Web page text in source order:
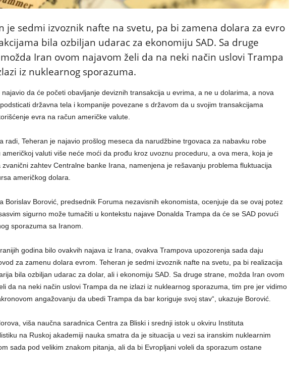
je sedmi izvoznik nafte na svetu, pa bi zamena dolara za evro
bila ozbiljan udarac za ekonomiju SAD. Sa druge
Iran ovom najavom želi da na neki način uslovi Trampa
iz nuklearnog sporazuma.
najavio da će početi obavljanje deviznih transakcija u evrima, a ne u dolarima, a nova
državna tela i kompanije povezane s državom da u svojim transakcijama
evra na račun američke valute.
radi, Teheran je najavio prošlog meseca da narudžbine trgovaca za nabavku robe
američkoj valuti više neće moći da prođu kroz uvoznu proceduru, a ova mera, koja je
zvanični zahtev Centralne banke Irana, namenjena je rešavanju problema fluktuacija
američkog dolara.
Borislav Borović, predsednik Foruma nezavisnih ekonomista, ocenjuje da se ovaj potez
sigurno može tumačiti u kontekstu najave Donalda Trampa da će se SAD povući
sporazuma sa Iranom.
ranijih godina bilo ovakvih najava iz Irana, ovakva Trampova upozorenja sada daju
za zamenu dolara evrom. Teheran je sedmi izvoznik nafte na svetu, pa bi realizacija
bila ozbiljan udarac za dolar, ali i ekonomiju SAD. Sa druge strane, možda Iran ovom
da na neki način uslovi Trampa da ne izlazi iz nuklearnog sporazuma, tim pre jer vidimo
angažovanju da ubedi Trampa da bar koriguje svoj stav“, ukazuje Borović.
viša naučna saradnica Centra za Bliski i srednji istok u okviru Instituta
na Ruskoj akademiji nauka smatra da je situacija u vezi sa iranskim nuklearnim
sada pod velikim znakom pitanja, ali da bi Evropljani voleli da sporazum ostane